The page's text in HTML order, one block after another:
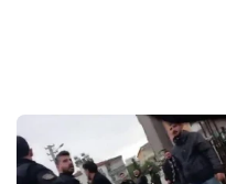
Sponsorlarımız
Bu içerik destekçileri